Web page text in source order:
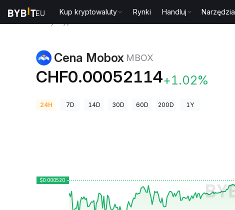
Kup kryptowaluty Rynki Handluj Narzędzia
Cena Mobox MBOX
CHF0.00052114+1.02%
24H 7D 14D 30D 60D 200D 1Y